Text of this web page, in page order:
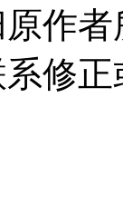
作
修正